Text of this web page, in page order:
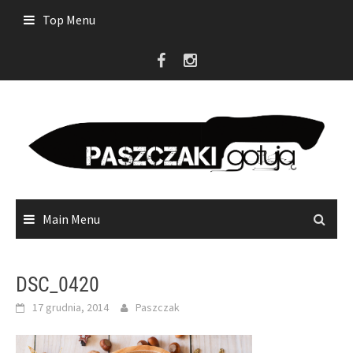
Top Menu
Main Menu
DSC_0420
17 grudnia, 2014 Paszczak